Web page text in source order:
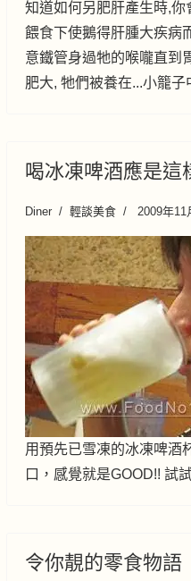
知道如何另肥肝產生時,
餵食下使鵝得肝腫大疾病
意鐵管身過牠的喉嚨直到
肥大, 牠們被養在...小籠
喝冰凍啤酒應是這
Diner 輕談美食 2009年11
用預先已雪凍的冰凍啤酒
口，感覺就是GOOD!! 試
令你靚的零食物語